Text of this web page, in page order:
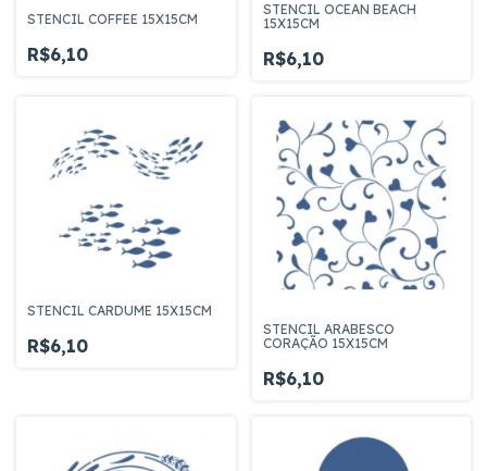
STENCIL COFFEE 15X15CM
R$6,10
STENCIL OCEAN BEACH
15X15CM
R$6,10
STENCIL CARDUME 15X15CM
R$6,10
STENCIL ARABESCO
CORAÇÃO 15X15CM
R$6,10